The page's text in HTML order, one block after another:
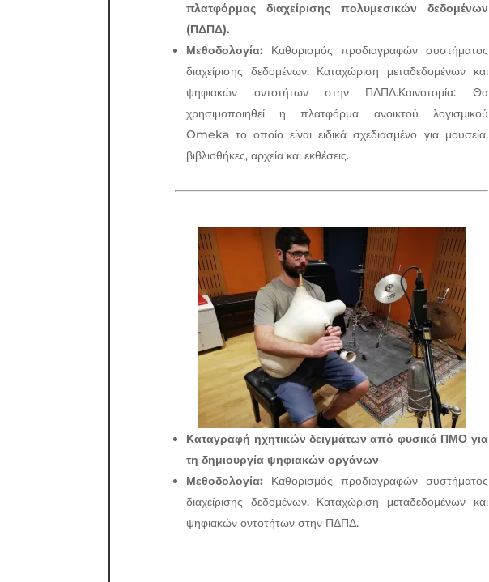
πλατφόρμας διαχείρισης πολυμεσικών δεδομένων
(ΠΔΠΔ).
Μεθοδολογία: Καθορισμός προδιαγραφών συστήματος
διαχείρισης δεδομένων. Καταχώριση μεταδεδομένων και
ψηφιακών οντοτήτων στην ΠΔΠΔ.Καινοτομία: Θα
χρησιμοποιηθεί η πλατφόρμα ανοικτού λογισμικού
Omeka το οποίο είναι ειδικά σχεδιασμένο για μουσεία,
βιβλιοθήκες, αρχεία και εκθέσεις.
Καταγραφή ηχητικών δειγμάτων από φυσικά ΠΜΟ για
τη δημιουργία ψηφιακών οργάνων
Μεθοδολογία: Καθορισμός προδιαγραφών συστήματος
διαχείρισης δεδομένων. Καταχώριση μεταδεδομένων και
ψηφιακών οντοτήτων στην ΠΔΠΔ.